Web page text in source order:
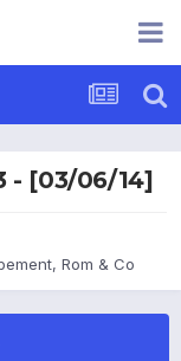
- [03/06/14]
Rom & Co